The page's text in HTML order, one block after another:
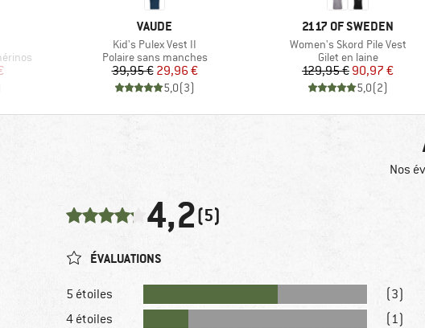
MARQUE
VAUDE
Article
Kid's Pulex Vest II
Product group
Polaire sans manches
Prix
39,95 €Prix réduit
29,96 €
5,0(3)
MARQUE
2117 OF SWEDEN
Article
Women's Skord Pile Vest
Product group
Gilet en laine
Prix
129,95 €Prix réduit
90,97 €
5,0(2)
Nos
4,2(5)
ÉVALUATIONS
5 étoiles
(3)
4 étoiles
(1)